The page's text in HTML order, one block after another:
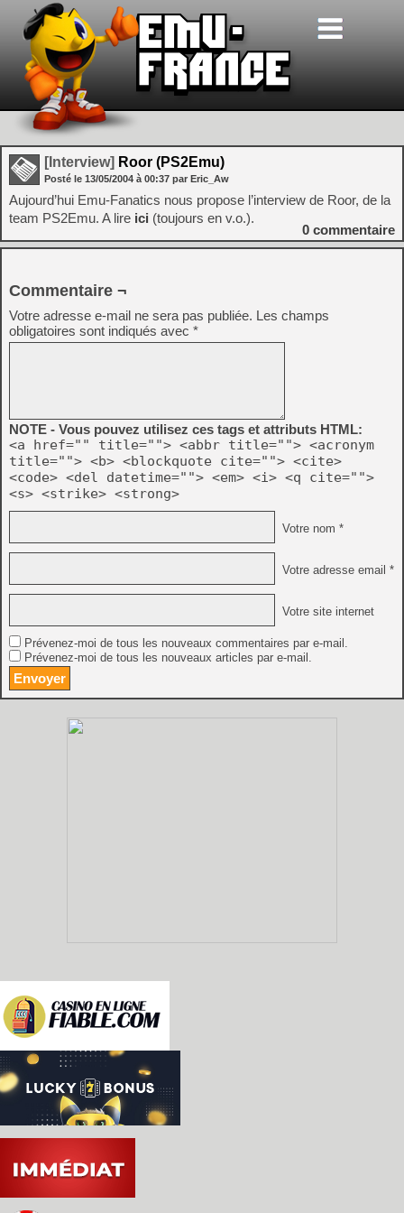
[Interview] Roor (PS2Emu)
Posté le 13/05/2004 à 00:37 par Eric_Aw
Aujourd’hui Emu-Fanatics nous propose l’interview de Roor, de la
team PS2Emu. A lire ici (toujours en v.o.).
0 commentaire
Commentaire ¬
Votre adresse e-mail ne sera pas publiée. Les champs
obligatoires sont indiqués avec *
NOTE - Vous pouvez utilisez ces tags et attributs HTML:
<a href="" title=""> <abbr title=""> <acronym
title=""> <b> <blockquote cite=""> <cite>
<code> <del datetime=""> <em> <i> <q cite="">
<s> <strike> <strong>
Votre nom *
Votre adresse email *
Votre site internet
Prévenez-moi de tous les nouveaux commentaires par e-mail.
Prévenez-moi de tous les nouveaux articles par e-mail.